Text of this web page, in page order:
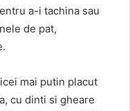
a-i tachina sau
de pat,
mai putin placut
cu dinti si gheare